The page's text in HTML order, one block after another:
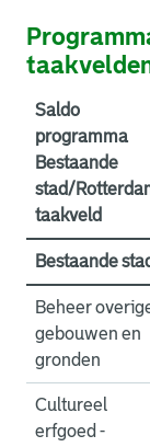
Saldo
programma
Bestaande
stad/
taakveld
Bestaande
Beheer
gebouwen en
gronden
Cultureel
erfgoed -